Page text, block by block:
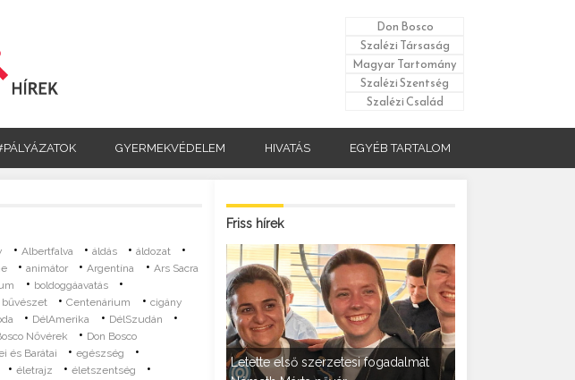
Don Bosco
Szalézi Társaság
Magyar Tartomány
Szalézi Szentség
Szalézi Család
GYERMEKVÉDELEM HIVATÁS EGYÉB TARTALOM
• Albertfalva • áldás • áldozat •
•animátor •Argentína • Ars Sacra
• boldoggáavatás •
bűvészet •Centenárium • cigány
• DélAmerika • DélSzudán •
Nővérek • Don Bosco
és Barátai •egészség •
•életrajz •életszentség •
Friss hírek
Letette első szerzetesi fogadalmát